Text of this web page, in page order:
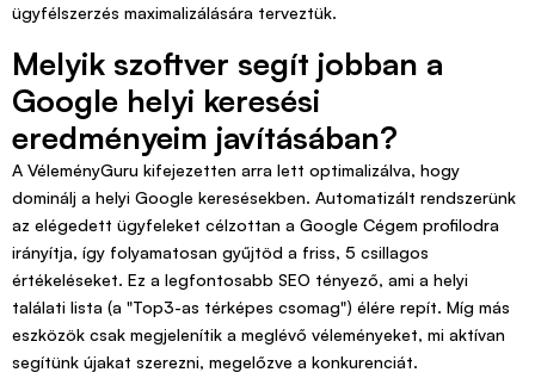
ügyfélszerzés maximalizálására terveztük.
Melyik szoftver segít jobban a
Google helyi keresési
eredményeim javításában?
A VéleményGuru kifejezetten arra lett optimalizálva, hogy
dominálj a helyi Google keresésekben. Automatizált rendszerünk
az elégedett ügyfeleket célzottan a Google Cégem profilodra
irányítja, így folyamatosan gyűjtöd a friss, 5 csillagos
értékeléseket. Ez a legfontosabb SEO tényező, ami a helyi
találati lista (a "Top3-as térképes csomag") élére repít. Míg más
eszközök csak megjelenítik a meglévő véleményeket, mi aktívan
segítünk újakat szerezni, megelőzve a konkurenciát.